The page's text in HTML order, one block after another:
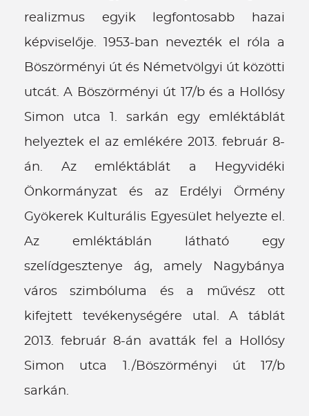
realizmus egyik legfontosabb hazai
képviselője. 1953-ban nevezték el róla a
Böszörményi út és Németvölgyi út közötti
utcát. A Böszörményi út 17/b és a Hollósy
Simon utca 1. sarkán egy emléktáblát
helyeztek el az emlékére 2013. február 8-
án. Az emléktáblát a Hegyvidéki
Önkormányzat és az Erdélyi Örmény
Gyökerek Kulturális Egyesület helyezte el.
Az emléktáblán látható egy
szelídgesztenye ág, amely Nagybánya
város szimbóluma és a művész ott
kifejtett tevékenységére utal. A táblát
2013. február 8-án avatták fel a Hollósy
Simon utca 1./Böszörményi út 17/b
sarkán.